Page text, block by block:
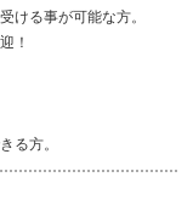
ける事が可能な方。
！
る方。